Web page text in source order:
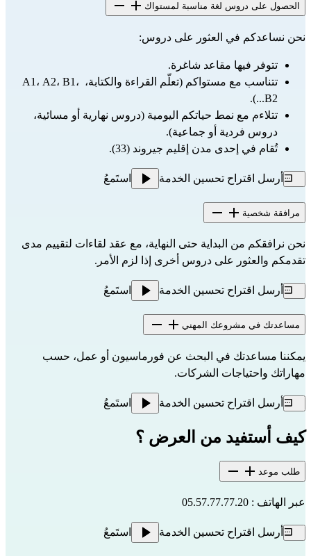
الحصول على دروس لغة مناسبة لمستواك
نحن نساعدكم في العثور على دروس:
تتوفر فيها مقاعد شاغرة.
تتناسب مع مستواكم (تعلّم القراءة والكتابة، A1، A2، B1،
B2...).
دروس فردية أو جماعية).
تُقام في إحدى مدن إقليم جيروند (33).
أرسل اقتراح تحسين الخدمة استَمعُ
مرافقة شخصية
تقدمكم والعثور على دروس أخرى إذا لزم الأمر.
أرسل اقتراح تحسين الخدمة استَمعُ
مساعدتك في مشروعك المهني
يمكننا مساعدتك في البحث عن فورماسيون أو عمل، حسب
مهاراتك واحتياجات الشركات.
أرسل اقتراح تحسين الخدمة استَمعُ
كيف أستفيد من العرض ؟
طلب موعد
عبر الهاتف : 05.57.77.77.20
أرسل اقتراح تحسين الخدمة استَمعُ